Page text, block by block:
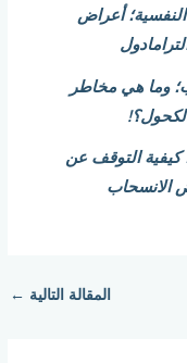
النفسية؛ أعراض
وما هي مخاطر
كيفية التوقف عن
الانسحاب
المقالة التالية ←